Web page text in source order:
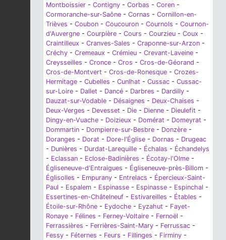
Montboissier - Contigny - Corbas - Coren -
Cormoranche-sur-Saône - Cornas - Cornillon-en-
Trièves - Coubon - Coucouron - Cournols - Cournon-
d'Auvergne - Courpière - Cours - Courzieu - Coux -
Craintilleux - Cranves-Sales - Craponne-sur-Arzon -
Créchy - Cremeaux - Crémieu - Crevant-Laveine -
Creysseilles - Cronce - Cros - Cros-de-Géorand -
Cros-de-Montvert - Cros-de-Ronesque - Crozes-
Hermitage - Cubelles - Cunlhat - Cussac - Cussac-
sur-Loire - Dallet - Dancé - Darbres - Dardilly -
Dauzat-sur-Vodable - Désaignes - Deux-Chaises -
Deux-Verges - Devesset - Die - Dienne - Dieulefit -
Dingy-en-Vuache - Doizieux - Domérat - Domeyrat -
Dommartin - Dompierre-sur-Besbre - Donzère -
Doranges - Dorat - Dore-l'Église - Dornas - Drugeac
- Dunières - Durdat-Larequille - Échalas - Échandelys
- Eclassan - Eclose-Badinières - Écotay-l'Olme -
Égliseneuve-d'Entraigues - Égliseneuve-près-Billom -
Églisolles - Empurany - Entrelacs - Épercieux-Saint-
Paul - Espalem - Espinasse - Espinasse - Espinchal -
Essertines-en-Châtelneuf - Estivareilles - Étables -
Étoile-sur-Rhône - Eydoche - Eyzahut - Fayet-
Ronaye - Félines - Ferney-Voltaire - Fernoël -
Ferrassières - Ferrières-Saint-Mary - Ferrussac -
Fessy - Féternes - Feurs - Fillinges - Firminy -